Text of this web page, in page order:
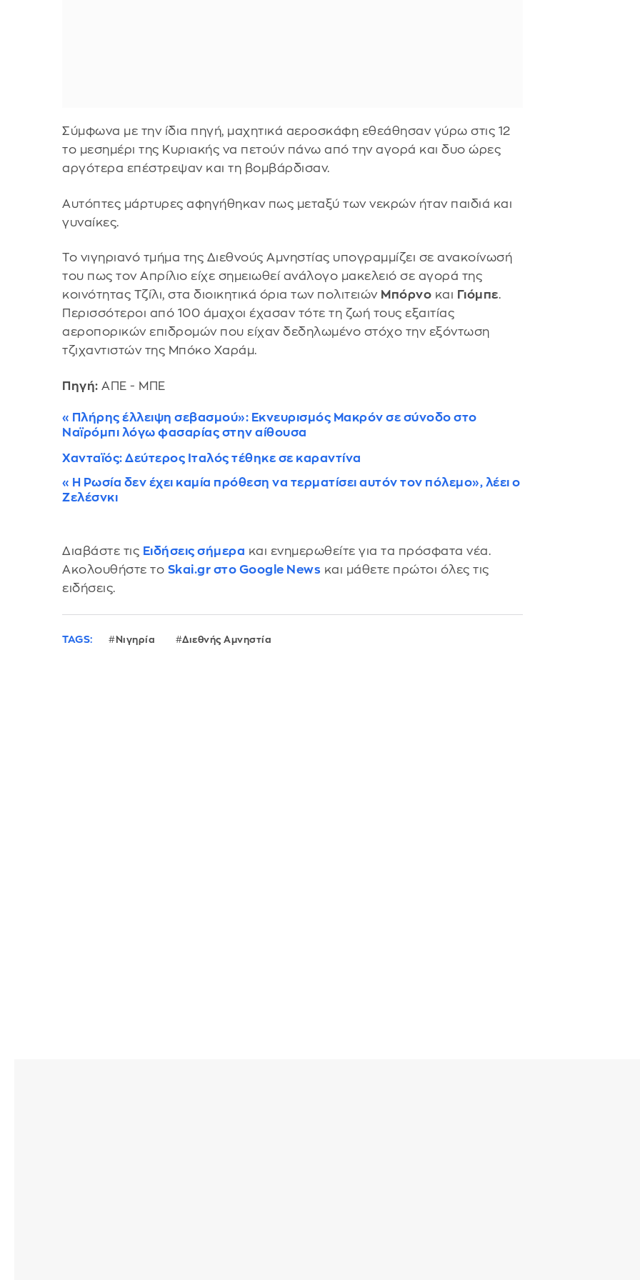
Σύμφωνα με την ίδια πηγή, μαχητικά αεροσκάφη εθεάθησαν γύρω στις 12
το μεσημέρι της Κυριακής να πετούν πάνω από την αγορά και δυο ώρες
αργότερα επέστρεψαν και τη βομβάρδισαν.
Αυτόπτες μάρτυρες αφηγήθηκαν πως μεταξύ των νεκρών ήταν παιδιά και
γυναίκες.
Το νιγηριανό τμήμα της Διεθνούς Αμνηστίας υπογραμμίζει σε ανακοίνωσή
του πως τον Απρίλιο είχε σημειωθεί ανάλογο μακελειό σε αγορά της
κοινότητας Τζίλι, στα διοικητικά όρια των πολιτειών Μπόρνο και Γιόμπε.
Περισσότεροι από 100 άμαχοι έχασαν τότε τη ζωή τους εξαιτίας
αεροπορικών επιδρομών που είχαν δεδηλωμένο στόχο την εξόντωση
τζιχαντιστών της Μπόκο Χαράμ.
Πηγή: ΑΠΕ - ΜΠΕ
«Πλήρης έλλειψη σεβασμού»: Εκνευρισμός Μακρόν σε σύνοδο στο
Ναϊρόμπι λόγω φασαρίας στην αίθουσα
Χανταϊός: Δεύτερος Ιταλός τέθηκε σε καραντίνα
«Η Ρωσία δεν έχει καμία πρόθεση να τερματίσει αυτόν τον πόλεμο», λέει ο
Ζελέσνκι
Διαβάστε τις Ειδήσεις σήμερα και ενημερωθείτε για τα πρόσφατα νέα.
Ακολουθήστε το Skai.gr στο Google News και μάθετε πρώτοι όλες τις
ειδήσεις.
TAGS: Νιγηρία Διεθνής Αμνηστία